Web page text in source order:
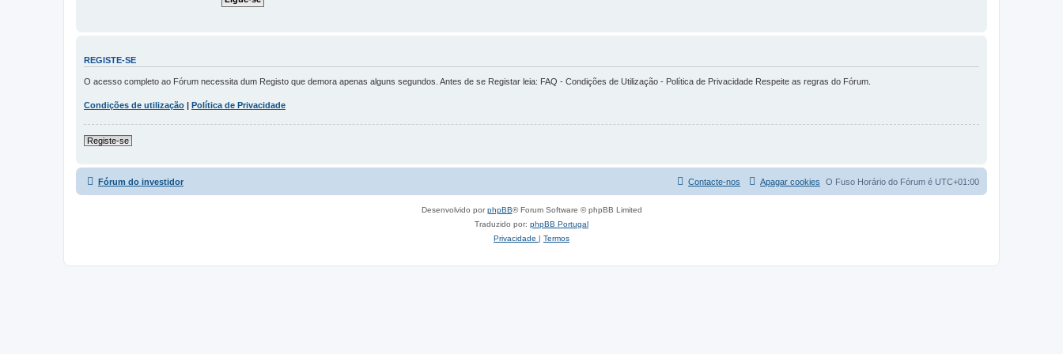
REGISTE-SE
O acesso completo ao Fórum necessita dum Registo que demora apenas alguns segundos. Antes de se Registar leia: FAQ - Condições de Utilização - Política de Privacidade Respeite as regras do Fórum.
Condições de utilização Política de Privacidade
Registe-se
Fórum do investidor O Fuso Horário do Fórum é UTC+01:00
Apagar cookies
Contacte-nos
Desenvolvido porphpBB® Forum Software © phpBB Limited
Traduzido por: phpBB Portugal
Privacidade | Termos